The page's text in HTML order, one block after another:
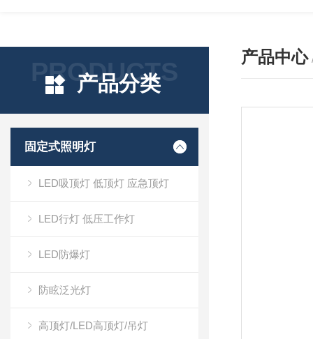
PRODUCTS
产品分类
固定式照明灯
LED吸顶灯 低顶灯 应急顶灯
LED行灯 低压工作灯
LED防爆灯
防眩泛光灯
高顶灯/LED高顶灯/吊灯
产品中心